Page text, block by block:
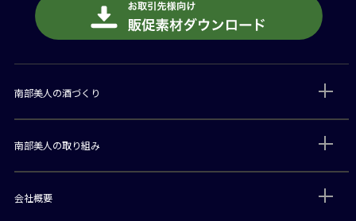
南部美人の酒づくり
南部美人の取り組み
会社概要